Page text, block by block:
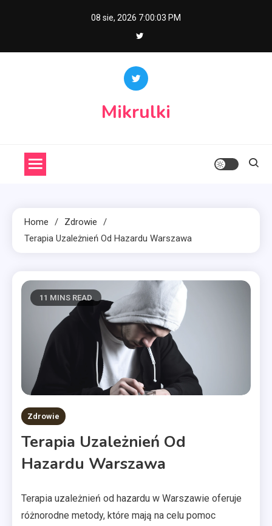
08 sie, 2026 7:00:04 PM
Mikrulki
Home
Zdrowie
Terapia Uzależnień Od Hazardu Warszawa
11 MINS READ
Zdrowie
Terapia Uzależnień Od
Hazardu Warszawa
Terapia uzależnień od hazardu w Warszawie oferuje
różnorodne metody, które mają na celu pomoc